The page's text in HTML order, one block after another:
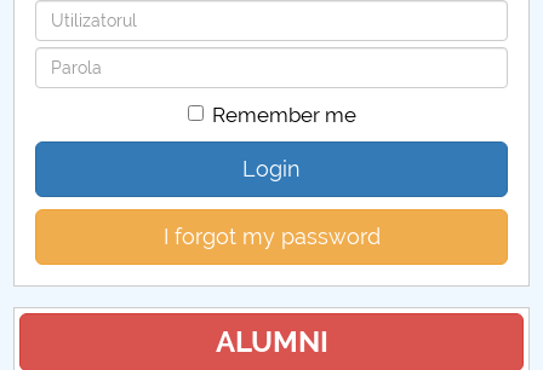
Hotărâri Senat din 17 septembrie 2025
Hotărâri Senat din 25 septembrie 2025
Hotărâri Senat din 10 iulie 2025
Hotărâri Senat din 27 noiembrie 2025
Hotărâri Senat din 25 iunie 2025
Username
Password
Remember me
Login
I forgot my password
ALUMNI